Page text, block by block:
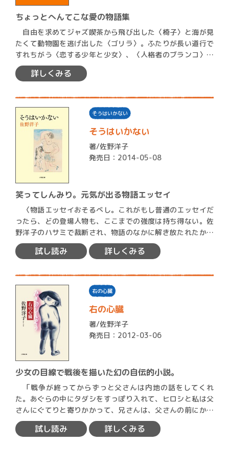
ちょっとへんてこな愛の物語集
自由を求めてジャズ喫茶から飛び出した〈椅子〉と海が見
たくて動物園を逃げ出した〈ゴリラ〉。ふたりが長い道行で
すれちがう〈恋する少年と少女〉、〈人格者のブランコ〉、
〈若いヤ…
詳しくみる
そうはいかない
そうはいかない
著/佐野洋子
発売日：2014-05-08
笑ってしんみり。元気が出る物語エッセイ
〈物語エッセイおそるべし。これがもし普通のエッセイだ
ったら、どの登場人物も、ここまでの強度は持ち得ない。佐
野洋子のハサミで裁断され、物語のなかに解き放たれたから
こそ実体…
試し読み 詳しくみる
右の心臓
右の心臓
著/佐野洋子
発売日：2012-03-06
少女の目線で戦後を描いた幻の自伝的小説。
「戦争が終ってからずっと父さんは内地の話をしてくれ
た。あぐらの中にタダシをすっぽり入れて、ヒロシと私は父
さんにぐてりと寄りかかって、兄さんは、父さんの前にかし
こまって坐…
試し読み 詳しくみる